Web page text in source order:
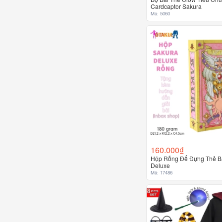
Cardcaptor Sakura
Mã: 5060
160.000₫
Hộp Rỗng Để Đựng Thẻ
Deluxe
Mã: 17486